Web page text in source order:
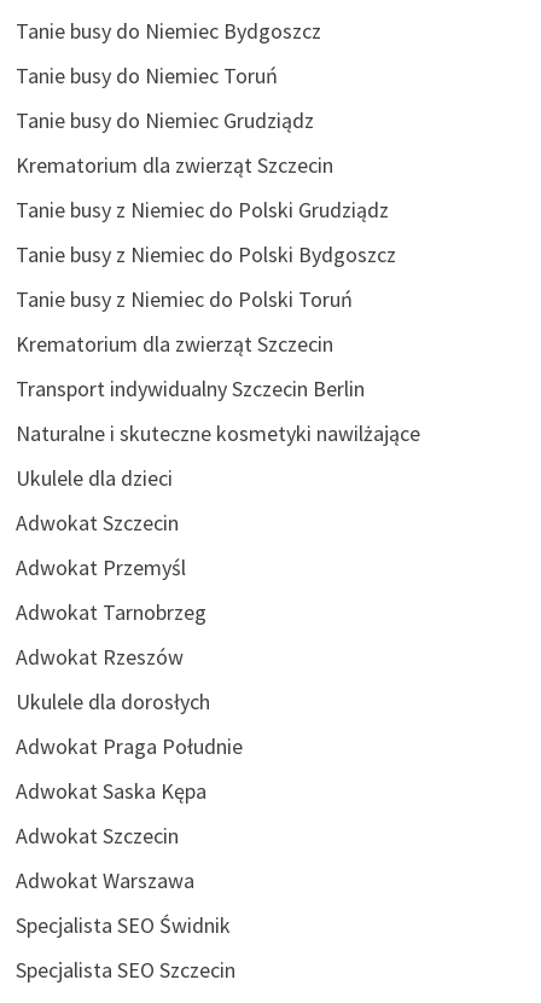
Tanie busy do Niemiec Bydgoszcz
Tanie busy do Niemiec Toruń
Tanie busy do Niemiec Grudziądz
Krematorium dla zwierząt Szczecin
Tanie busy z Niemiec do Polski Grudziądz
Tanie busy z Niemiec do Polski Bydgoszcz
Tanie busy z Niemiec do Polski Toruń
Krematorium dla zwierząt Szczecin
Transport indywidualny Szczecin Berlin
Naturalne i skuteczne kosmetyki nawilżające
Ukulele dla dzieci
Adwokat Szczecin
Adwokat Przemyśl
Adwokat Tarnobrzeg
Adwokat Rzeszów
Ukulele dla dorosłych
Adwokat Praga Południe
Adwokat Saska Kępa
Adwokat Szczecin
Adwokat Warszawa
Specjalista SEO Świdnik
Specjalista SEO Szczecin